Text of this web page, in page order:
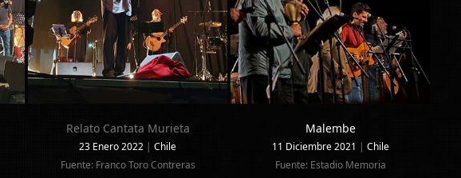
Relato Cantata Murieta
23 Enero 2022 | Chile
Fuente: Franco Toro Contreras
Malembe
11 Diciembre 2021 | Chile
Fuente: Estadio Memoria